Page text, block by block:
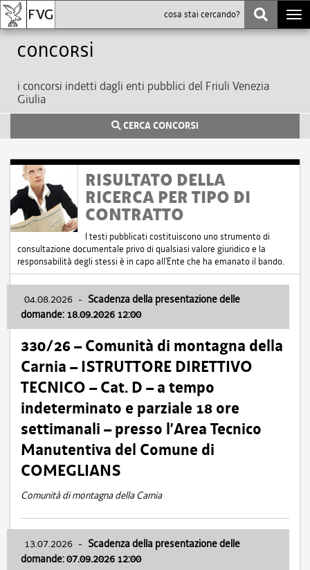
Concorsi
i concorsi indetti dagli enti pubblici del Friuli Venezia
Giulia
CERCA CONCORSI
RISULTATO DELLA
RICERCA PER TIPO DI
CONTRATTO
I testi pubblicati costituiscono uno strumento di
consultazione documentale privo di qualsiasi valore giuridico e la
responsabilità degli stessi è in capo all'Ente che ha emanato il bando.
04.08.2026 - Scadenza della presentazione delle
domande: 18.09.2026 12:00
330/26 – Comunità di montagna della
Carnia – ISTRUTTORE DIRETTIVO
TECNICO – Cat. D – a tempo
indeterminato e parziale 18 ore
settimanali – presso l’Area Tecnico
Manutentiva del Comune di
COMEGLIANS
Comunità di montagna della Carnia
13.07.2026 - Scadenza della presentazione delle
domande: 07.09.2026 12:00